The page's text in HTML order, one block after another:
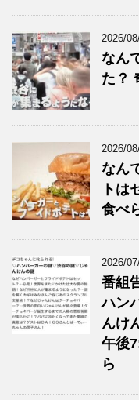
2026/
なん
た？
2026/
なん
トは
食べ
2026/
番組
ハン
んけ
午後
ら